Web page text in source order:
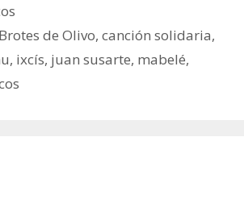
Brotes de Olivo,canción solidaria,
, ixcís, juan susarte, mabelé,